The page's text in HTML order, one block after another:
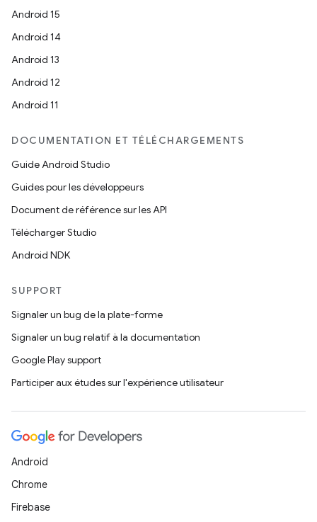
Android 15
Android 14
Android 13
Android 12
Android 11
DOCUMENTATION ET TÉLÉCHARGEMENTS
Guide Android Studio
Guides pour les développeurs
Document de référence sur les API
Télécharger Studio
Android NDK
SUPPORT
Signaler un bug de la plate-forme
Signaler un bug relatif à la documentation
Google Play support
Participer aux études sur l'expérience utilisateur
Android
Chrome
Firebase